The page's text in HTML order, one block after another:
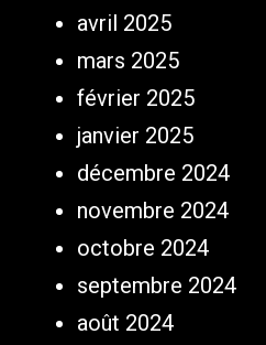
avril 2025
mars 2025
février 2025
janvier 2025
décembre 2024
novembre 2024
octobre 2024
septembre 2024
août 2024